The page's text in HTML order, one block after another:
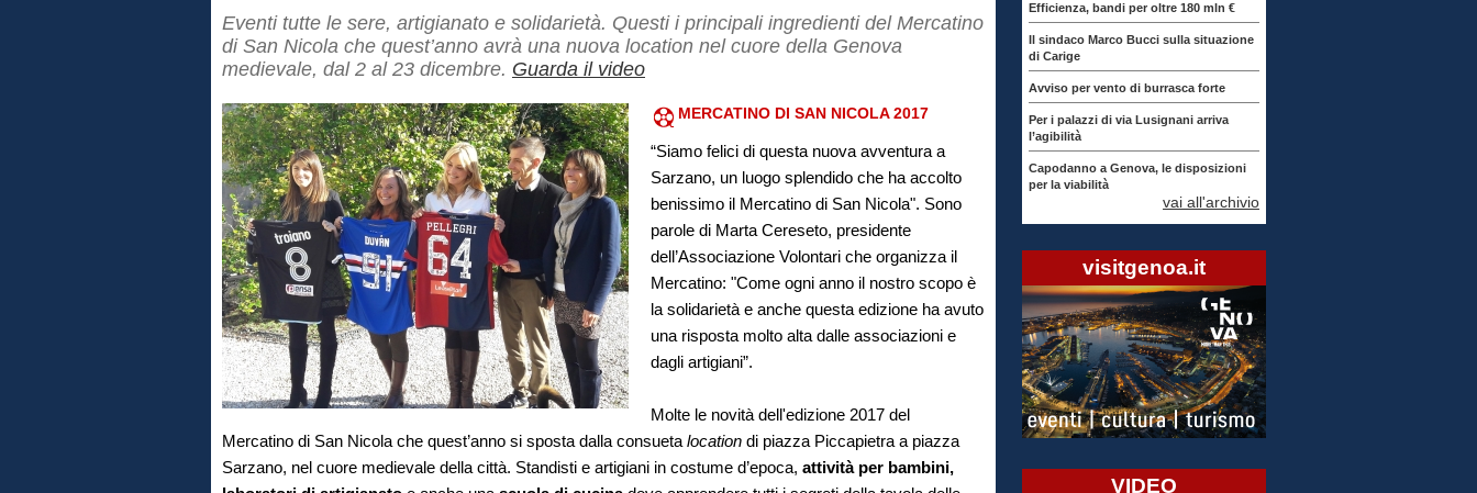
Eventi tutte le sere, artigianato e solidarietà. Questi i principali ingredienti del Mercatino
di San Nicola che quest’anno avrà una nuova location nel cuore della Genova
medievale, dal 2 al 23 dicembre. Guarda il video
MERCATINO DI SAN NICOLA 2017
“Siamo felici di questa nuova avventura a
Sarzano, un luogo splendido che ha accolto
benissimo il Mercatino di San Nicola". Sono
parole di Marta Cereseto, presidente
dell’Associazione Volontari che organizza il
Mercatino: "Come ogni anno il nostro scopo è
la solidarietà e anche questa edizione ha avuto
una risposta molto alta dalle associazioni e
dagli artigiani”.
Molte le novità dell'edizione 2017 del
Mercatino di San Nicola che quest’anno si sposta dalla consueta location di piazza Piccapietra a piazza
Sarzano, nel cuore medievale della città. Standisti e artigiani in costume d’epoca, attività per bambini,
Efficienza, bandi per oltre 180 mln €
Il sindaco Marco Bucci sulla situazione
di Carige
Avviso per vento di burrasca forte
Per i palazzi di via Lusignani arriva
l’agibilità
Capodanno a Genova, le disposizioni
per la viabilità
vai all'archivio
visitgenoa.it
VIDEO